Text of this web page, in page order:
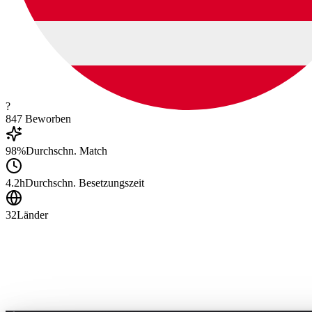
?
847 Beworben
98%Durchschn. Match
4.2hDurchschn. Besetzungszeit
32Länder